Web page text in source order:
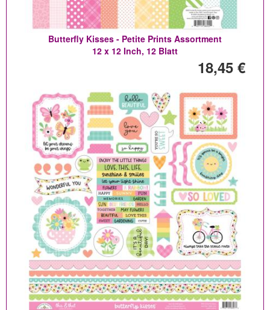
Butterfly Kisses - Petite Prints Assortment
12 x 12 Inch, 12 Blatt
18,45 €